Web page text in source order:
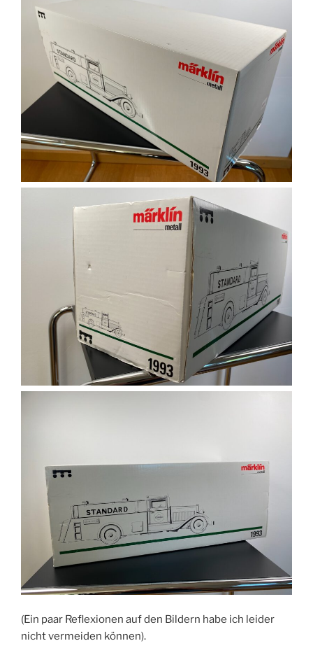
(Ein paar Reflexionen auf den Bildern habe ich leider
nicht vermeiden können).